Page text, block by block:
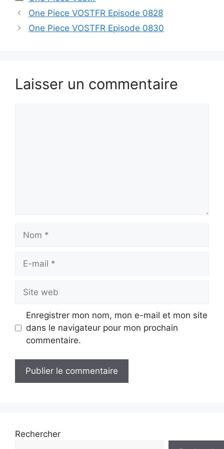
One Piece VOSTFR Episode 0828
One Piece VOSTFR Episode 0830
Laisser un commentaire
mail
web
Enregistrer mon nom, mon e-mail et mon site
dans le navigateur pour mon prochain
commentaire.
Rechercher